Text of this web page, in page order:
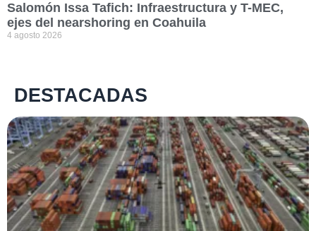
Salomón Issa Tafich: Infraestructura y T-MEC,
ejes del nearshoring en Coahuila
4 agosto 2026
DESTACADAS